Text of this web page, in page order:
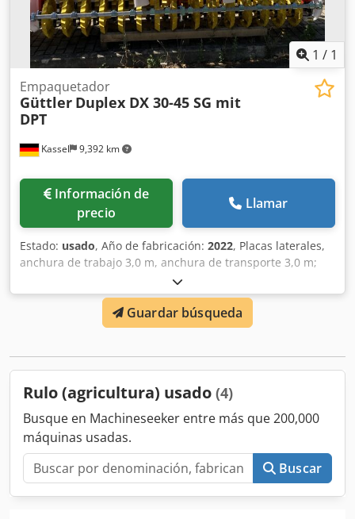
1 / 1
Kassel 9,392 km
Empaquetador
Güttler Duplex DX 30-45 SG mit
DPT
Información de
precio
Llamar
Estado: usado, Año de fabricación: 2022, Placas laterales,
anchura de trabajo 3,0 m, anchura de transporte 3,0 m;
rastra trasera / rodillo prismático Ø 45 cm con torre de tres
puntos fija, anchura de trabajo 2,9 m / anchura de
transporte 3,0 m; accesorio de púas 3,0 m, de 3 filas,
rígido, separación entre líneas aprox. 15 cm, completo con
Guardar búsqueda
Rulo (agricultura) usado (4)
Busque en Machineseeker entre más que 200,000
máquinas usadas.
Buscar